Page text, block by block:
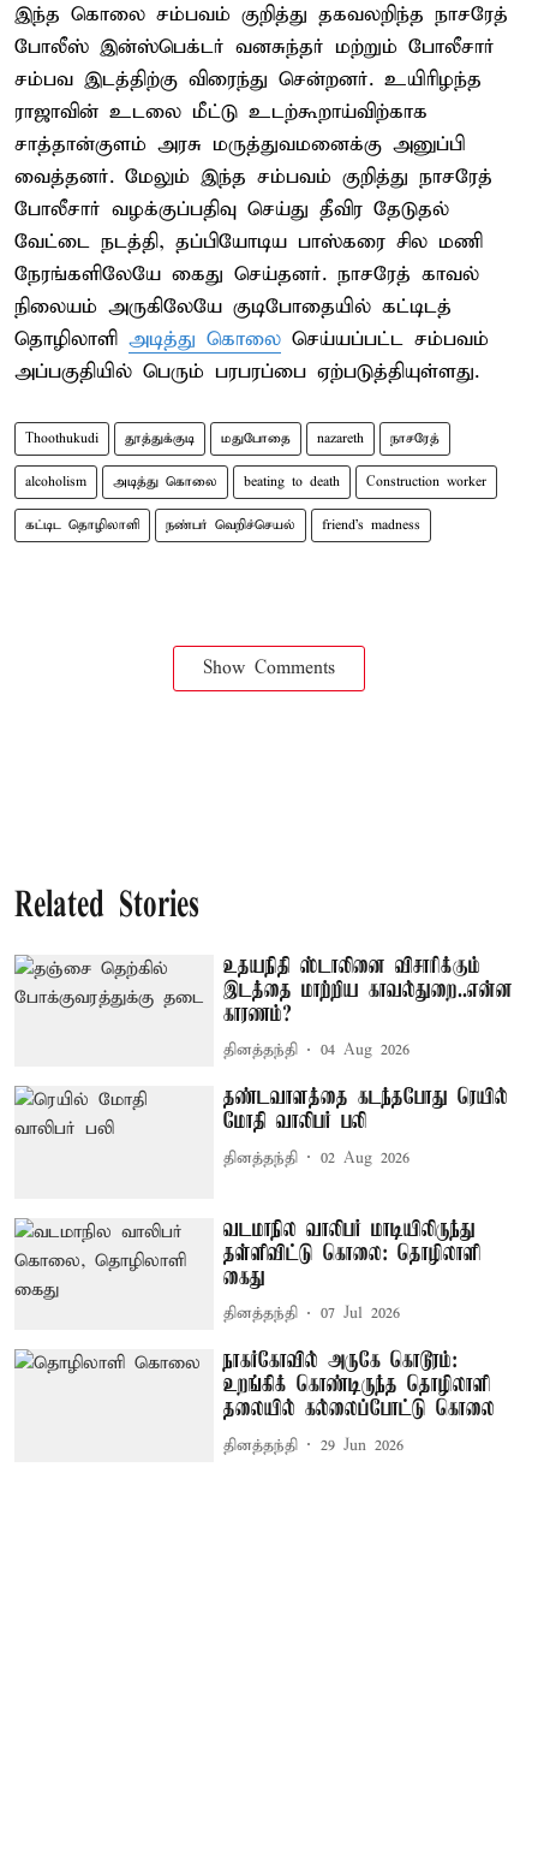
இந்த கொலை சம்பவம் குறித்து தகவலறிந்த நாசரேத்
போலீஸ் இன்ஸ்பெக்டர் வனசுந்தர் மற்றும் போலீசார்
சம்பவ இடத்திற்கு விரைந்து சென்றனர். உயிரிழந்த
ராஜாவின் உடலை மீட்டு உடற்கூறாய்விற்காக
சாத்தான்குளம் அரசு மருத்துவமனைக்கு அனுப்பி
வைத்தனர். மேலும் இந்த சம்பவம் குறித்து நாசரேத்
போலீசார் வழக்குப்பதிவு செய்து தீவிர தேடுதல்
வேட்டை நடத்தி, தப்பியோடிய பாஸ்கரை சில மணி
நேரங்களிலேயே கைது செய்தனர். நாசரேத் காவல்
நிலையம் அருகிலேயே குடிபோதையில் கட்டிடத்
தொழிலாளி அடித்து கொலை செய்யப்பட்ட சம்பவம்
அப்பகுதியில் பெரும் பரபரப்பை ஏற்படுத்தியுள்ளது.
Thoothukudi தூத்துக்குடி மதுபோதை nazareth நாசரேத்
alcoholism அடித்து கொலை beating to death Construction worker
கட்டிட தொழிலாளி நண்பர் வெறிச்செயல் friend's madness
Show Comments
Related Stories
உதயநிதி ஸ்டாலினை விசாரிக்கும்
இடத்தை மாற்றிய காவல்துறை..என்ன
காரணம்?
தினத்தந்தி 04 Aug 2026
தண்டவாளத்தை கடந்தபோது ரெயில்
மோதி வாலிபர் பலி
தினத்தந்தி 02 Aug 2026
வடமாநில வாலிபர் மாடியிலிருந்து
தள்ளிவிட்டு கொலை: தொழிலாளி
கைது
தினத்தந்தி 07 Jul 2026
நாகர்கோவில் அருகே கொடூரம்:
உறங்கிக் கொண்டிருந்த தொழிலாளி
தலையில் கல்லைப்போட்டு கொலை
தினத்தந்தி 29 Jun 2026